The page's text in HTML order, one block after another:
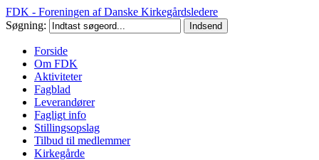
FDK - Foreningen af Danske Kirkegårdsledere
Søgning:
Forside
Om FDK
Aktiviteter
Fagblad
Leverandører
Fagligt info
Stillingsopslag
Tilbud til medlemmer
Kirkegårde